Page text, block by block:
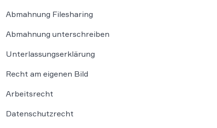
Abmahnung Filesharing
Abmahnung unterschreiben
Unterlassungserklärung
Recht am eigenen Bild
Arbeitsrecht
Datenschutzrecht